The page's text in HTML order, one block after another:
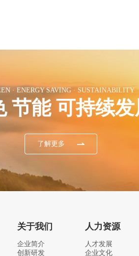
· ENERGY SAVING · SUSTAINABILITY
节能 可持续
了解更多
关于我们
企业简介
创新研发
人力资源
人才发展
企业文化